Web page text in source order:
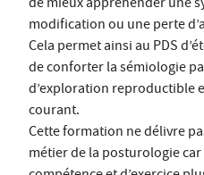
de mieux appréhender une
modification ou une perte
Cela permet ainsi au PDS
de conforter la sémiologie
d’exploration reproductible
courant.
Cette formation ne délivre
métier de la posturologie